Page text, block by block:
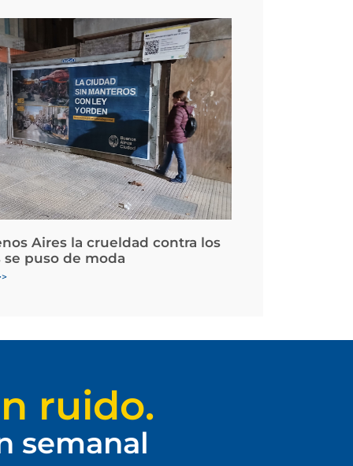
Aires la crueldad contra los
se puso de moda
ruido.
semanal